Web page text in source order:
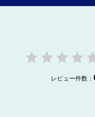
レビュー件数：